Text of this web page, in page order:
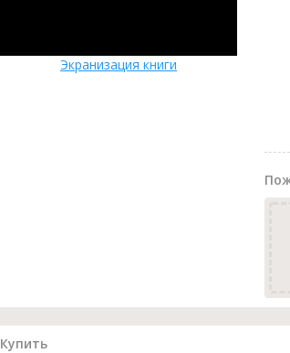
Экранизация книги
Купить